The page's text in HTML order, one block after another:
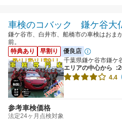
車検のコバック 鎌ケ谷大
鎌ケ谷市、白井市、船橋市の車検はおま
前。
特典あり
早割り
優良店
千葉県鎌ケ谷市鎌ケ
エリアの中心から
4.4
参考車検価格
法定24ヶ月点検対象